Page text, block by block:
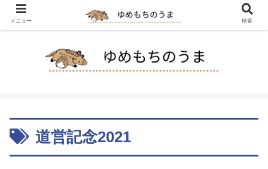
道営記念2021
メニュー 検索